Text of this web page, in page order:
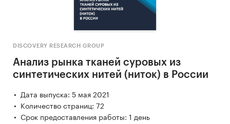
DISCOVERY RESEARCH GROUP
Анализ рынка тканей суровых из
синтетических нитей (ниток) в России
Дата выпуска: 5 мая 2021
Количество страниц: 72
Срок предоставления работы: 1 день